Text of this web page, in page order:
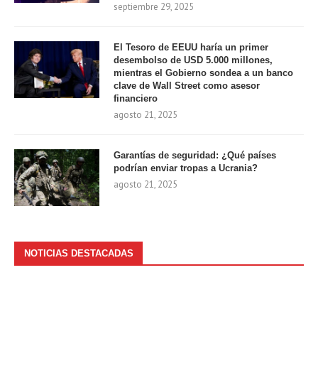
septiembre 29, 2025
El Tesoro de EEUU haría un primer
desembolso de USD 5.000 millones,
mientras el Gobierno sondea a un banco
clave de Wall Street como asesor
financiero
agosto 21, 2025
Garantías de seguridad: ¿Qué países
podrían enviar tropas a Ucrania?
agosto 21, 2025
NOTICIAS DESTACADAS